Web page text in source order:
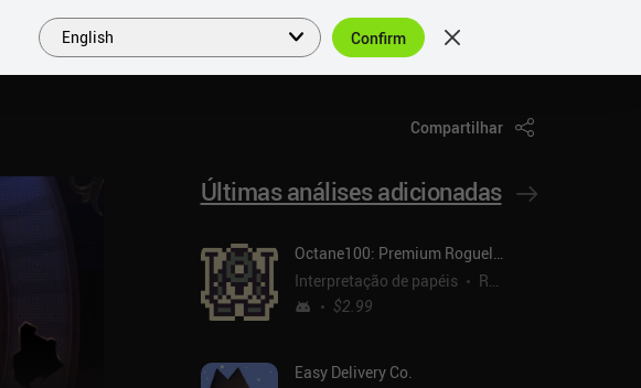
COLEÇÕES TOP PT
Compartilhar
Últimas análises adicionadas
Octane100: Premium Roguelike
Interpretação de papéis
Roguelike
$2.99
Easy Delivery Co.
English Confirm